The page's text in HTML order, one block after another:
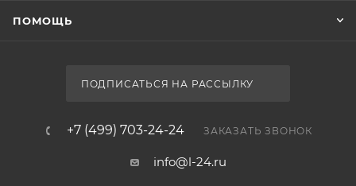
ПОМОЩЬ
ПОДПИСАТЬСЯ НА РАССЫЛКУ
+7 (499) 703-24-24 ЗАКАЗАТЬ ЗВОНОК
info@l-24.ru